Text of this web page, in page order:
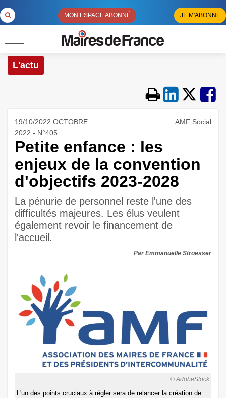
MON ESPACE ABONNÉ JE M'ABONNE
L'actu
19/10/2022 OCTOBRE
2022 - N°405
AMF Social
Petite enfance : les
enjeux de la convention
d'objectifs 2023-2028
La pénurie de personnel reste l'une des
difficultés majeures. Les élus veulent
également revoir le financement de
l'accueil.
Par Emmanuelle Stroesser
© AdobeStock
L'un des points cruciaux à régler sera de relancer la création de